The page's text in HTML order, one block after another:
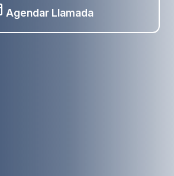
Agendar Llamada